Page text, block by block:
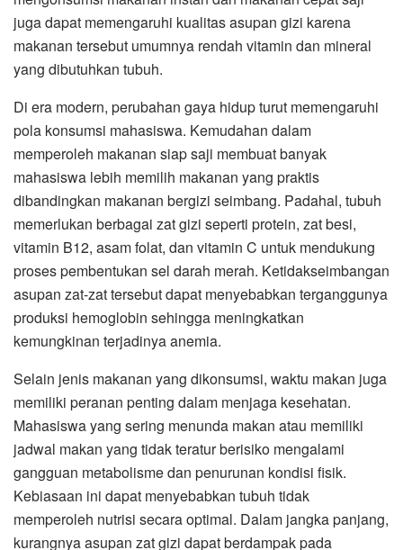
juga dapat memengaruhi kualitas asupan gizi karena
makanan tersebut umumnya rendah vitamin dan mineral
yang dibutuhkan tubuh.
Di era modern, perubahan gaya hidup turut memengaruhi
pola konsumsi mahasiswa. Kemudahan dalam
memperoleh makanan siap saji membuat banyak
mahasiswa lebih memilih makanan yang praktis
dibandingkan makanan bergizi seimbang. Padahal, tubuh
memerlukan berbagai zat gizi seperti protein, zat besi,
vitamin B12, asam folat, dan vitamin C untuk mendukung
proses pembentukan sel darah merah. Ketidakseimbangan
asupan zat-zat tersebut dapat menyebabkan terganggunya
produksi hemoglobin sehingga meningkatkan
kemungkinan terjadinya anemia.
Selain jenis makanan yang dikonsumsi, waktu makan juga
memiliki peranan penting dalam menjaga kesehatan.
Mahasiswa yang sering menunda makan atau memiliki
jadwal makan yang tidak teratur berisiko mengalami
gangguan metabolisme dan penurunan kondisi fisik.
Kebiasaan ini dapat menyebabkan tubuh tidak
memperoleh nutrisi secara optimal. Dalam jangka panjang,
kurangnya asupan zat gizi dapat berdampak pada